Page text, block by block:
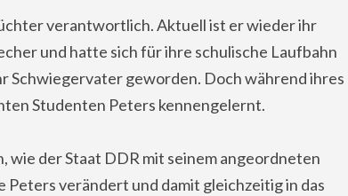
verantwortlich. Aktuell ist er wieder ihr
und hatte sich für ihre schulische Laufbahn
Schwiegervater geworden. Doch während ihres
Studenten Peters kennengelernt.
wie der Staat DDR mit seinem angeordneten
Peters verändert und damit gleichzeitig in das